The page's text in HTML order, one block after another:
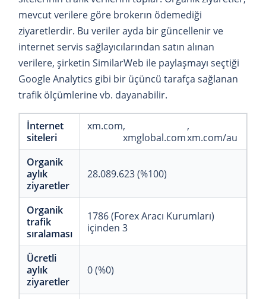
mevcut verilere göre brokerın ödemediği
ziyaretlerdir. Bu veriler ayda bir güncellenir ve
internet servis sağlayıcılarından satın alınan
verilere, şirketin SimilarWeb ile paylaşmayı seçtiği
Google Analytics gibi bir üçüncü tarafça sağlanan
trafik ölçümlerine vb. dayanabilir.
İnternet
siteleri
xm.com
xmglobal.comxm.com/au
Organik
aylık
ziyaretler
28.089.623 (%100)
Organik
trafik
sıralaması
1786 (Forex Aracı Kurumları)
içinden 3
Ücretli
aylık
ziyaretler
0 (%0)